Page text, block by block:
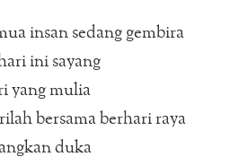
insan sedang gembira
ini sayang
yang mulia
bersama berhari raya
duka